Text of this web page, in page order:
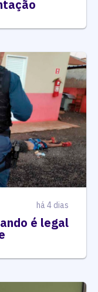
há 4 dias
é legal